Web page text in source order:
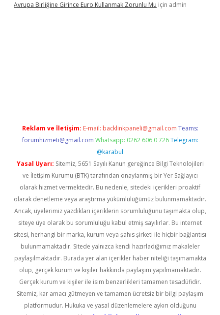
Avrupa Birliğine Girince Euro Kullanmak Zorunlu Mu için admin
Reklam ve İletişim: E-mail: backlinkpaneli@gmail.com Teams:
forumhizmeti@gmail.com Whatsapp: 0262 606 0 726 Telegram:
@karabul
Yasal Uyarı: Sitemiz, 5651 Sayılı Kanun gereğince Bilgi Teknolojileri
ve İletişim Kurumu (BTK) tarafından onaylanmış bir Yer Sağlayıcı
olarak hizmet vermektedir. Bu nedenle, sitedeki içerikleri proaktif
olarak denetleme veya araştırma yükümlülüğümüz bulunmamaktadır.
Ancak, üyelerimiz yazdıkları içeriklerin sorumluluğunu taşımakta olup,
siteye üye olarak bu sorumluluğu kabul etmiş sayılırlar. Bu internet
sitesi, herhangi bir marka, kurum veya şahıs şirketi ile hiçbir bağlantısı
bulunmamaktadır. Sitede yalnızca kendi hazırladığımız makaleler
paylaşılmaktadır. Burada yer alan içerikler haber niteliği taşımamakta
olup, gerçek kurum ve kişiler hakkında paylaşım yapılmamaktadır.
Gerçek kurum ve kişiler ile isim benzerlikleri tamamen tesadüfidir.
Sitemiz, kar amacı gütmeyen ve tamamen ücretsiz bir bilgi paylaşım
platformudur. Hukuka ve yasal düzenlemelere aykırı olduğunu